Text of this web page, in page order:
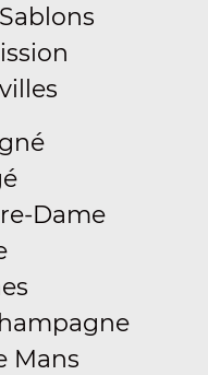
Dame
Mans